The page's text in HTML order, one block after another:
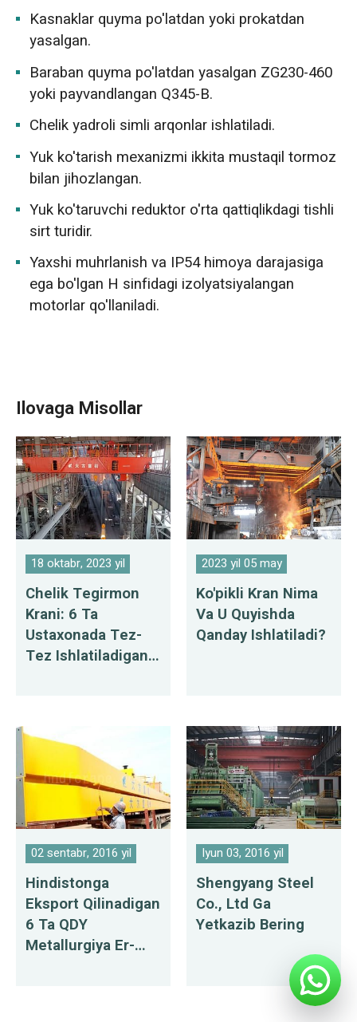
Kasnaklar quyma po'latdan yoki prokatdan
yasalgan.
Baraban quyma po'latdan yasalgan ZG230-460
yoki payvandlangan Q345-B.
Chelik yadroli simli arqonlar ishlatiladi.
Yuk ko'tarish mexanizmi ikkita mustaqil tormoz
bilan jihozlangan.
Yuk ko'taruvchi reduktor o'rta qattiqlikdagi tishli
sirt turidir.
Yaxshi muhrlanish va IP54 himoya darajasiga
ega bo'lgan H sinfidagi izolyatsiyalangan
motorlar qo'llaniladi.
Ilovaga Misollar
18 oktabr, 2023 yil
Chelik Tegirmon
Krani: 6 Ta
Ustaxonada Tez-
Tez Ishlatiladigan
2023 yil 05 may
Ko'pikli Kran Nima
Va U Quyishda
Qanday Ishlatiladi?
02 sentabr, 2016 yil
Hindistonga
Eksport Qilinadigan
6 Ta QDY
Metallurgiya Er-
Iyun 03, 2016 yil
Shengyang Steel
Co., Ltd Ga
Yetkazib Bering